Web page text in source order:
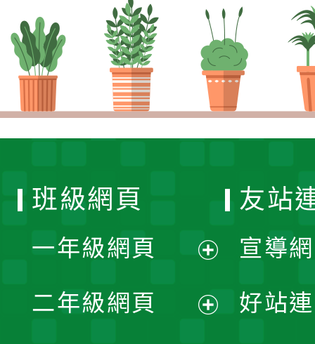
班級網頁
一年級網頁
開
二年級網頁
友站
宣導
好站